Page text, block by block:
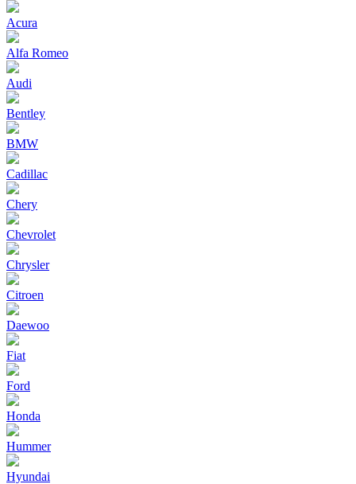
Acura
Alfa Romeo
Audi
Bentley
BMW
Cadillac
Chery
Chevrolet
Chrysler
Citroen
Daewoo
Fiat
Ford
Honda
Hummer
Hyundai